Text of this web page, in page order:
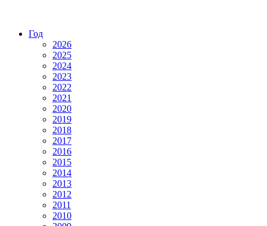
Год
2026
2025
2024
2023
2022
2021
2020
2019
2018
2017
2016
2015
2014
2013
2012
2011
2010